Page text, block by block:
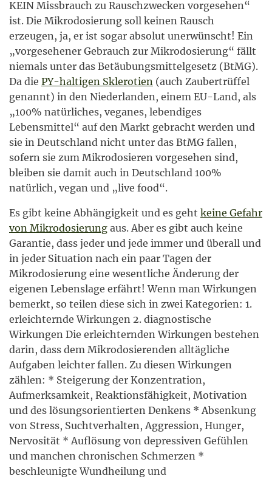
KEIN Missbrauch zu Rauschzwecken vorgesehen“
ist. Die Mikrodosierung soll keinen Rausch
erzeugen, ja, er ist sogar absolut unerwünscht! Ein
„vorgesehener Gebrauch zur Mikrodosierung“ fällt
niemals unter das Betäubungsmittelgesetz (BtMG).
Da die PY-haltigen Sklerotien (auch Zaubertrüffel
genannt) in den Niederlanden, einem EU-Land, als
„100% natürliches, veganes, lebendiges
Lebensmittel“ auf den Markt gebracht werden und
sie in Deutschland nicht unter das BtMG fallen,
sofern sie zum Mikrodosieren vorgesehen sind,
bleiben sie damit auch in Deutschland 100%
natürlich, vegan und „live food“.
Es gibt keine Abhängigkeit und es geht keine Gefahr
von Mikrodosierung aus. Aber es gibt auch keine
Garantie, dass jeder und jede immer und überall und
in jeder Situation nach ein paar Tagen der
Mikrodosierung eine wesentliche Änderung der
eigenen Lebenslage erfährt! Wenn man Wirkungen
bemerkt, so teilen diese sich in zwei Kategorien: 1.
erleichternde Wirkungen 2. diagnostische
Wirkungen Die erleichternden Wirkungen bestehen
darin, dass dem Mikrodosierenden alltägliche
Aufgaben leichter fallen. Zu diesen Wirkungen
zählen: * Steigerung der Konzentration,
Aufmerksamkeit, Reaktionsfähigkeit, Motivation
und des lösungsorientierten Denkens * Absenkung
von Stress, Suchtverhalten, Aggression, Hunger,
Nervosität * Auflösung von depressiven Gefühlen
und manchen chronischen Schmerzen *
beschleunigte Wundheilung und